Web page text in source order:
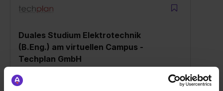
Duales Studium Elektrotechnik
(B.Eng.) am virtuellen Campus -
Techplan GmbH